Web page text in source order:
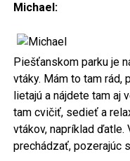
Michael:
Piešťanskom parku je
vtáky. Mám to tam rád,
lietajú a nájdete tam aj
tam cvičiť, sedieť a
vtákov, napríklad
prechádzať, pozerajúc